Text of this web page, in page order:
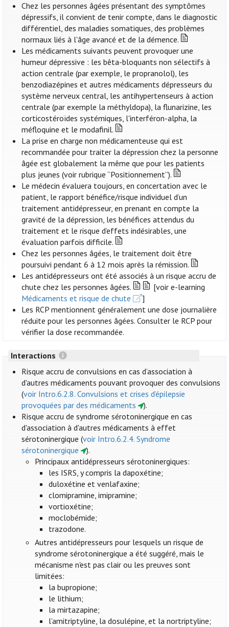
Chez les personnes âgées présentant des symptômes
dépressifs, il convient de tenir compte, dans le diagnostic
différentiel, des maladies somatiques, des problèmes
normaux liés à l'âge avancé et de la démence.
Les médicaments suivants peuvent provoquer une
humeur dépressive : les bêta-bloquants non sélectifs à
action centrale (par exemple, le propranolol), les
benzodiazépines et autres médicaments dépresseurs du
système nerveux central, les antihypertenseurs à action
centrale (par exemple la méthyldopa), la flunarizine, les
corticostéroïdes systémiques, l'interféron-alpha, la
méfloquine et le modafinil.
La prise en charge non médicamenteuse qui est
recommandée pour traiter la dépression chez la personne
âgée est globalement la même que pour les patients
plus jeunes (voir rubrique “Positionnement”).
Le médecin évaluera toujours, en concertation avec le
patient, le rapport bénéfice/risque individuel d’un
traitement antidépresseur, en prenant en compte la
gravité de la dépression, les bénéfices attendus du
traitement et le risque d’effets indésirables, une
évaluation parfois difficile.
Chez les personnes âgées, le traitement doit être
poursuivi pendant 6 à 12 mois après la rémission.
Les antidépresseurs ont été associés à un risque accru de
chute chez les personnes âgées.
[voir e-learning
Médicaments et risque de chute
]
Les RCP mentionnent généralement une dose journalière
réduite pour les personnes âgées. Consulter le RCP pour
vérifier la dose recommandée.
Interactions
Risque accru de convulsions en cas d’association à
d'autres médicaments pouvant provoquer des convulsions
(voir Intro.6.2.8. Convulsions et crises d’épilepsie
provoquées par des médicaments
).
Risque accru de syndrome sérotoninergique en cas
d'association à d'autres médicaments à effet
sérotoninergique (voir Intro.6.2.4. Syndrome
sérotoninergique
).
Principaux antidépresseurs sérotoninergiques:
les ISRS, y compris la dapoxétine;
duloxétine et venlafaxine;
clomipramine, imipramine;
vortioxétine;
moclobémide;
trazodone.
Autres antidépresseurs pour lesquels un risque de
syndrome sérotoninergique a été suggéré, mais le
mécanisme n'est pas clair ou les preuves sont
limitées:
la bupropione;
le lithium;
la mirtazapine;
l’amitriptyline, la dosulépine, et la nortriptyline;